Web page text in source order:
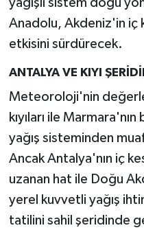
yağışlı sistem doğu
Anadolu, Akdeniz'in iç
etkisini sürdürecek.
ANTALYA VE KIYI
Meteoroloji'nin
kıyıları ile Marmara'nın
yağış sisteminden
Ancak Antalya'nın iç
uzanan hat ile Doğu
yerel kuvvetli yağış
tatilini sahil şeridinde